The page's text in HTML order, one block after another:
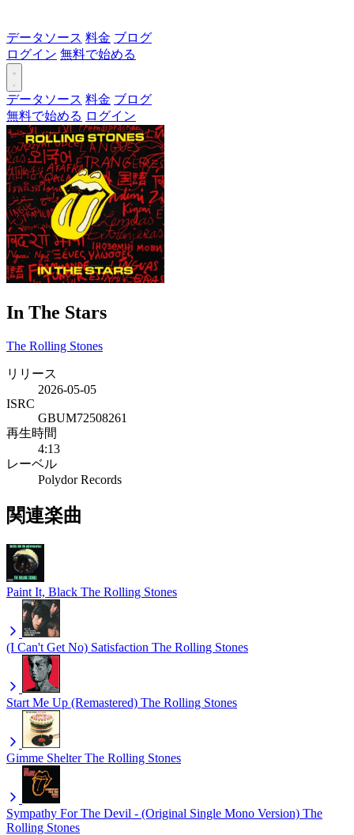
データソース 料金 ブログ
ログイン 無料で始める
データソース 料金 ブログ
無料で始める ログイン
In The Stars
The Rolling Stones
リリース
2026-05-05
ISRC
GBUM72508261
再生時間
4:13
レーベル
Polydor Records
関連楽曲
Paint It, Black The Rolling Stones
(I Can't Get No) Satisfaction The Rolling Stones
Start Me Up (Remastered) The Rolling Stones
Gimme Shelter The Rolling Stones
Sympathy For The Devil - (Original Single Mono Version) The
Rolling Stones